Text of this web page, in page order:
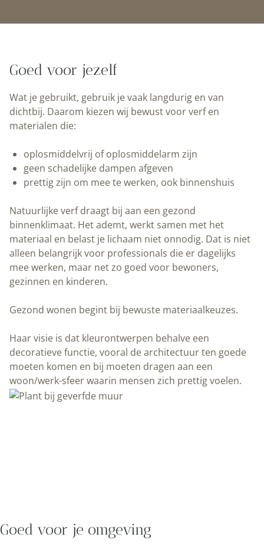
Goed voor jezelf
Wat je gebruikt, gebruik je vaak langdurig en van
dichtbij. Daarom kiezen wij bewust voor verf en
materialen die:
oplosmiddelvrij of oplosmiddelarm zijn
geen schadelijke dampen afgeven
prettig zijn om mee te werken, ook binnenshuis
Natuurlijke verf draagt bij aan een gezond
binnenklimaat. Het ademt, werkt samen met het
materiaal en belast je lichaam niet onnodig. Dat is niet
alleen belangrijk voor professionals die er dagelijks
mee werken, maar net zo goed voor bewoners,
gezinnen en kinderen.
Gezond wonen begint bij bewuste materiaalkeuzes.
Haar visie is dat kleurontwerpen behalve een
decoratieve functie, vooral de architectuur ten goede
moeten komen en bij moeten dragen aan een
woon/werk-sfeer waarin mensen zich prettig voelen.
Goed voor je omgeving